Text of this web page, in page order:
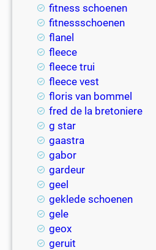
fitness schoenen
fitnessschoenen
flanel
fleece
fleece trui
fleece vest
floris van bommel
fred de la bretoniere
g star
gaastra
gabor
gardeur
geel
geklede schoenen
gele
geox
geruit